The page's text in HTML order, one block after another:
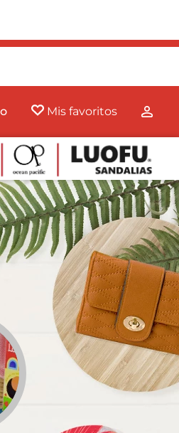
Mis favoritos